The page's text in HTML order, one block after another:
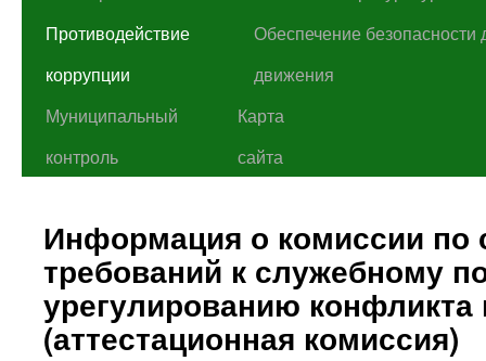
Противодействие
коррупции
Обеспечение безопасности
движения
Муниципальный
контроль
Карта
сайта
Информация о комиссии
требований к служебному
урегулированию конфликта
(аттестационная комиссия)